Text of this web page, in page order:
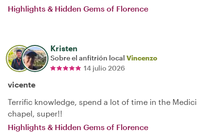
Highlights & Hidden Gems of Florence
Kristen
Sobre el anfitrión local Vincenzo
14 julio 2026
vicente
Terrific knowledge, spend a lot of time in the Medici
chapel, super!!
Highlights & Hidden Gems of Florence